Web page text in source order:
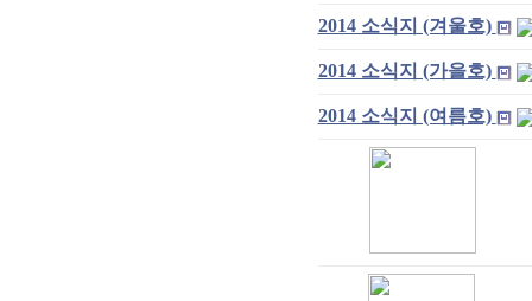
2014 소식지 (겨울호)
2014 소식지 (가을호)
2014 소식지 (여름호)